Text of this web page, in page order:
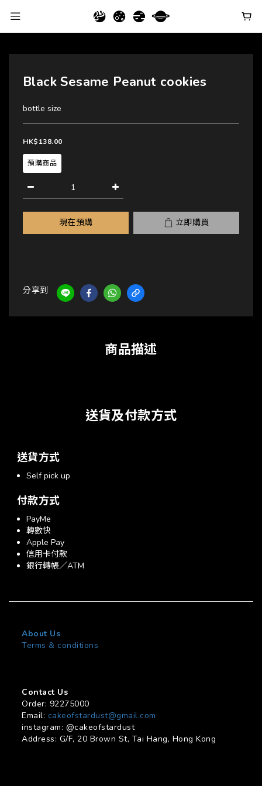
Black Sesame Peanut cookies
bottle size
HK$138.00
預購商品
現在預購 立即購買
分享到
商品描述
送貨及付款方式
送貨方式
Self pick up
付款方式
PayMe
轉數快
Apple Pay
信用卡付款
銀行轉帳／ATM
About Us
Terms & conditions
Contact Us
Order: 92275000
Email: cakeofstardust@gmail.com
instagram: @cakeofstardust
Address: G/F, 20 Brown St, Tai Hang, Hong Kong